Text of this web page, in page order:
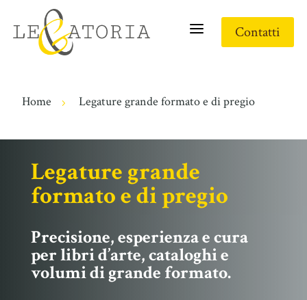
a Contatti
Home 5 Legature grande formato e di pregio
Legature grande
formato e di pregio
Precisione, esperienza e cura
per libri d’arte, cataloghi e
volumi di grande formato.